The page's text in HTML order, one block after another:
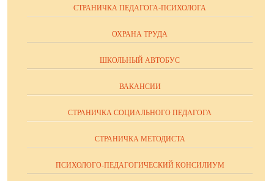
СТРАНИЧКА ПЕДАГОГА-ПСИХОЛОГА
ОХРАНА ТРУДА
ШКОЛЬНЫЙ АВТОБУС
ВАКАНСИИ
СТРАНИЧКА СОЦИАЛЬНОГО ПЕДАГОГА
СТРАНИЧКА МЕТОДИСТА
ПСИХОЛОГО-ПЕДАГОГИЧЕСКИЙ КОНСИЛИУМ